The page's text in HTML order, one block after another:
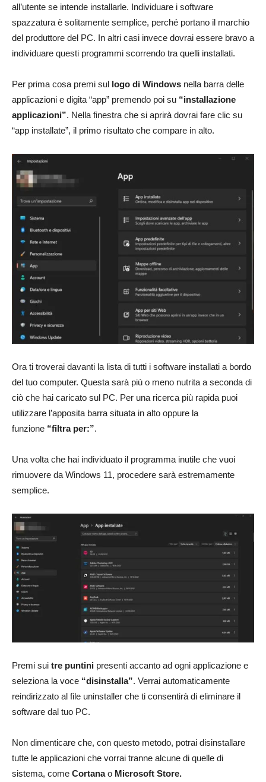
all’utente se intende installarle. Individuare i software
spazzatura è solitamente semplice, perché portano il marchio
del produttore del PC. In altri casi invece dovrai essere bravo a
individuare questi programmi scorrendo tra quelli installati.
Per prima cosa premi sul logo di Windows nella barra delle
applicazioni e digita “app” premendo poi su “installazione
applicazioni”. Nella finestra che si aprirà dovrai fare clic su
“app installate”, il primo risultato che compare in alto.
Ora ti troverai davanti la lista di tutti i software installati a bordo
del tuo computer. Questa sarà più o meno nutrita a seconda di
ciò che hai caricato sul PC. Per una ricerca più rapida puoi
utilizzare l’apposita barra situata in alto oppure la
funzione “filtra per:”.
Una volta che hai individuato il programma inutile che vuoi
rimuovere da Windows 11, procedere sarà estremamente
semplice.
Premi sui tre puntini presenti accanto ad ogni applicazione e
seleziona la voce “disinstalla”. Verrai automaticamente
reindirizzato al file uninstaller che ti consentirà di eliminare il
software dal tuo PC.
Non dimenticare che, con questo metodo, potrai disinstallare
tutte le applicazioni che vorrai tranne alcune di quelle di
sistema, come Cortanao Microsoft Store.